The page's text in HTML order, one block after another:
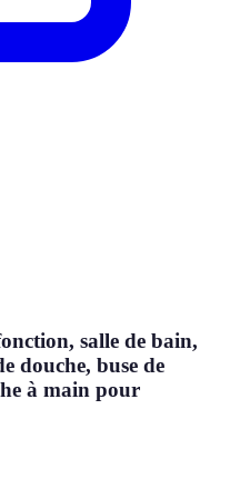
salle de bain,
douche, buse de
à main pour